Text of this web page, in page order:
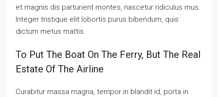
et magnis dis parturient montes, nascetur ridiculus mus.
Integer tristique elit lobortis purus bibendum, quis
dictum metus mattis.
To Put The Boat On The Ferry, But The Real
Estate Of The Airline
Curabitur massa magna, tempor in blandit id, porta in